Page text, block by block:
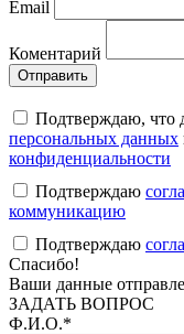
Email
Коментарий
Подтверждаю, что
персональных данных
конфиденциальности
Подтверждаю
коммуникацию
Подтверждаю
Cпасибо!
Ваши данные
ЗАДАТЬ ВОПРОС
Ф.И.О.*